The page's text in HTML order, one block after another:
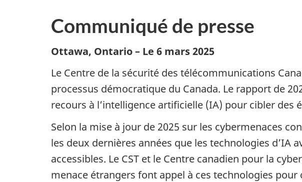
Communiqué de presse
Ottawa, Ontario – Le 6 mars 2025
Le Centre de la sécurité des télécommunications
processus démocratique du Canada. Le rapport de
recours à l’intelligence artificielle (IA) pour cibler
Selon la mise à jour de 2025 sur les cybermenaces
les deux dernières années que les technologies d’IA
accessibles. Le CST et le Centre canadien pour la
menace étrangers font appel à ces technologies